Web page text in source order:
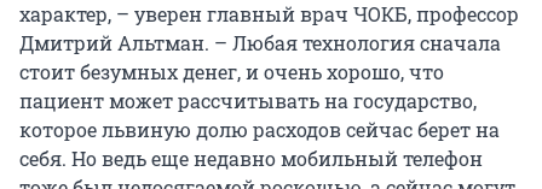
характер, – уверен главный врач ЧОКБ, профессор
Дмитрий Альтман. – Любая технология сначала
стоит безумных денег, и очень хорошо, что
пациент может рассчитывать на государство,
которое львиную долю расходов сейчас берет на
себя. Но ведь еще недавно мобильный телефон